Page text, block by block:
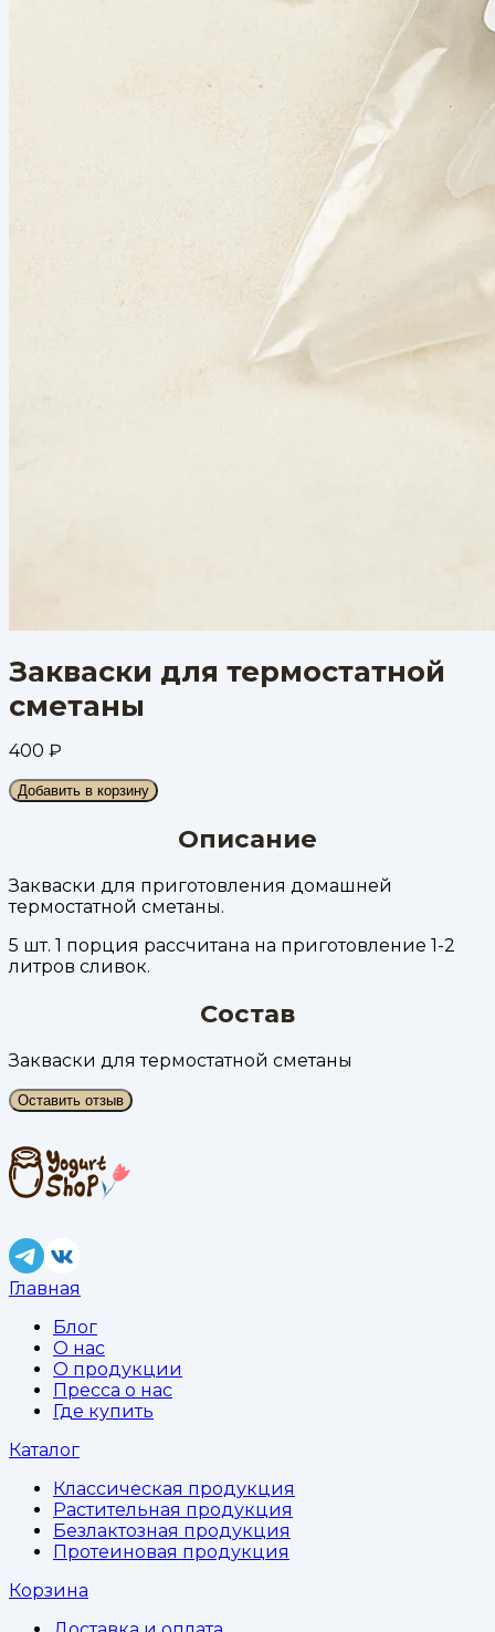
Закваски для термостатной
сметаны
400 ₽
Добавить в корзину
Описание
Закваски для приготовления домашней
термостатной сметаны.
5 шт. 1 порция рассчитана на приготовление 1-2
литров сливок.
Состав
Закваски для термостатной сметаны
Оставить отзыв
Главная
Блог
О нас
О продукции
Пресса о нас
Где купить
Каталог
Классическая продукция
Растительная продукция
Безлактозная продукция
Протеиновая продукция
Корзина